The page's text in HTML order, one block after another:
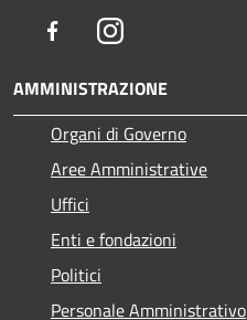
FacebookInstagram
AMMINISTRAZIONE
Organi di Governo
Aree Amministrative
Uffici
Enti e fondazioni
Politici
Personale Amministrativo